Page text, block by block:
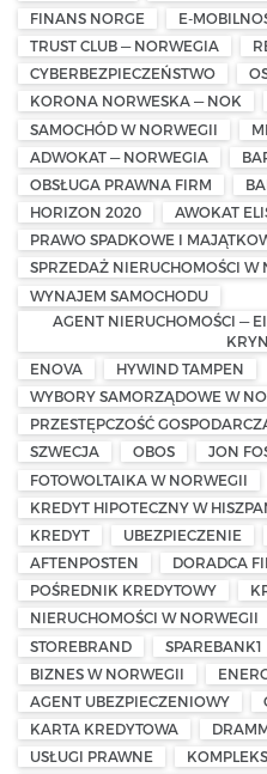
FINANS NORGE
E-
TRUST CLUB — NORWEGIA
CYBERBEZPIECZEŃSTWO
KORONA NORWESKA — NOK
SAMOCHÓD W NORWEGII
ADWOKAT — NORWEGIA
OBSŁUGA PRAWNA FIRM
HORIZON 2020
AWOKAT
PRAWO SPADKOWE I
SPRZEDAŻ NIERUCHOMOŚCI W
WYNAJEM SAMOCHODU
AGENT NIERUCHOMOŚCI —
ENOVA
HYWIND TAMPEN
WYBORY SAMORZĄDOWE W
PRZESTĘPCZOŚĆ
SZWECJA
OBOS
JON
FOTOWOLTAIKA W NORWEGII
KREDYT HIPOTECZNY W
KREDYT
UBEZPIECZENIE
AFTENPOSTEN
DORADCA
POŚREDNIK KREDYTOWY
NIERUCHOMOŚCI W NORWEGII
STOREBRAND
SPAREBANK1
BIZNES W NORWEGII
AGENT UBEZPIECZENIOWY
KARTA KREDYTOWA
USŁUGI PRAWNE